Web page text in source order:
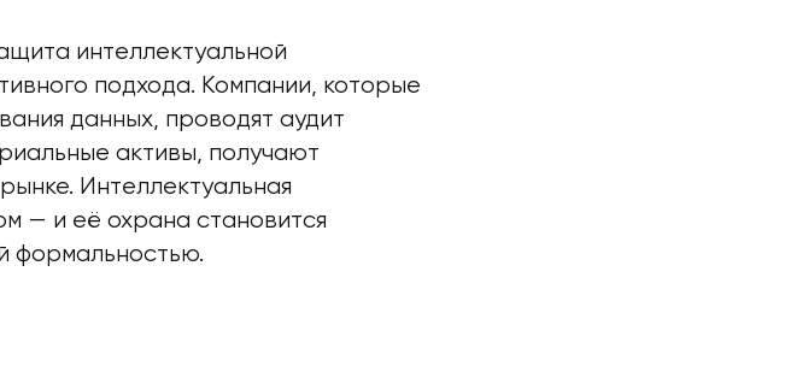
интеллектуальной
подхода. Компании, которые
данных, проводят аудит
активы, получают
Интеллектуальная
— и её охрана становится
формальностью.